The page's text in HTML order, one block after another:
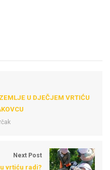
U DJEČJEM VRTIĆU
Next Post
vrtiću radi?